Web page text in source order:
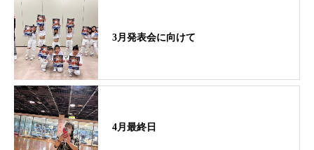
3月発表会に向けて
4月最終日